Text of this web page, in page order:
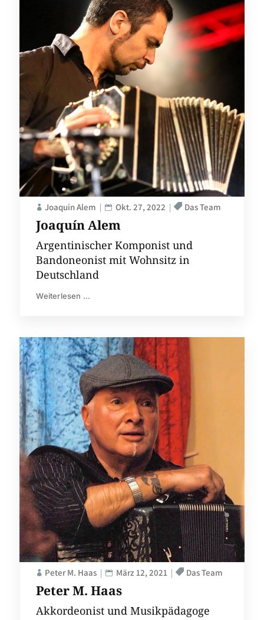
Joaquín Alem
Joaquin Alem Okt. 27, 2022 Das Team
Argentinischer Komponist und
Bandoneonist mit Wohnsitz in
Deutschland
Weiterlesen ...
Peter M. Haas
Peter M. Haas März 12, 2021 Das Team
Akkordeonist und Musikpädagoge